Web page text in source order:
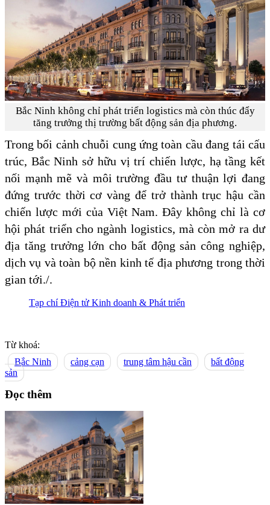
Bắc Ninh không chỉ phát triển logistics mà còn thúc đẩy
tăng trưởng thị trường bất động sản địa phương.
Trong bối cảnh chuỗi cung ứng toàn cầu đang tái cấu
trúc, Bắc Ninh sở hữu vị trí chiến lược, hạ tầng kết
nối mạnh mẽ và môi trường đầu tư thuận lợi đang
đứng trước thời cơ vàng để trở thành trục hậu cần
chiến lược mới của Việt Nam. Đây không chỉ là cơ
hội phát triển cho ngành logistics, mà còn mở ra dư
địa tăng trưởng lớn cho bất động sản công nghiệp,
dịch vụ và toàn bộ nền kinh tế địa phương trong thời
gian tới./.
Tạp chí Điện tử Kinh doanh & Phát triển
Từ khoá:
Bắc Ninh
cảng cạn trung tâm hậu cần
bất động
sản
Đọc thêm